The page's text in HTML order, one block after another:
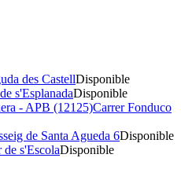
des CastellDisponible
s'EsplanadaDisponible
- APB (12125)Carrer Fonduco
de Santa Agueda 6Disponible
de s'EscolaDisponible